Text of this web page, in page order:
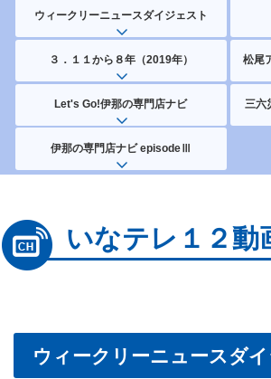
ウィークリーニュースダイジェスト
３．１１から８年（2019年） 松尾
Let's Go!伊那の専門店ナビ 三六
伊那の専門店ナビ episodeⅢ
いなテレ１２動
ウィークリーニュースダ